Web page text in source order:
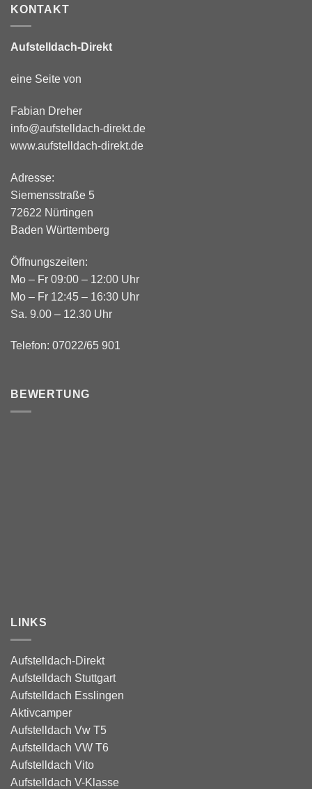
KONTAKT
Aufstelldach-Direkt
eine Seite von
Fabian Dreher
info@aufstelldach-direkt.de
www.aufstelldach-direkt.de
Adresse:
Siemensstraße 5
72622 Nürtingen
Baden Württemberg
Öffnungszeiten:
Mo – Fr 09:00 – 12:00 Uhr
Mo – Fr 12:45 – 16:30 Uhr
Sa. 9.00 – 12.30 Uhr
Telefon: 07022/65 901
BEWERTUNG
LINKS
Aufstelldach-Direkt
Aufstelldach Stuttgart
Aufstelldach Esslingen
Aktivcamper
Aufstelldach Vw T5
Aufstelldach VW T6
Aufstelldach Vito
Aufstelldach V-Klasse